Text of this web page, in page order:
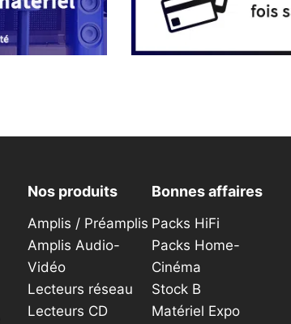
être
choisies
sur
Nos produits
Amplis / Préamplis
Amplis Audio-
Vidéo
Lecteurs réseau
Lecteurs CD
Bonnes affaires
Packs HiFi
Packs Home-
Cinéma
Stock B
Matériel Expo